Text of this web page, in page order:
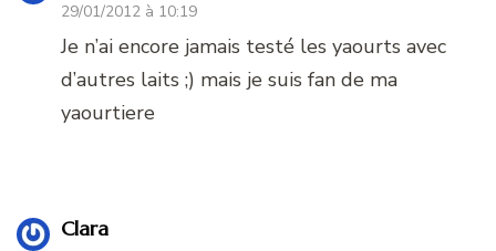
29/01/2012 à 10:19
Je n’ai encore jamais testé les yaourts avec
d’autres laits ;) mais je suis fan de ma
yaourtiere
Clara